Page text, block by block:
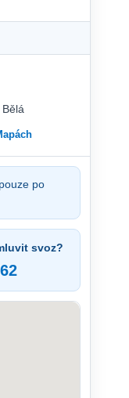
po
svoz?